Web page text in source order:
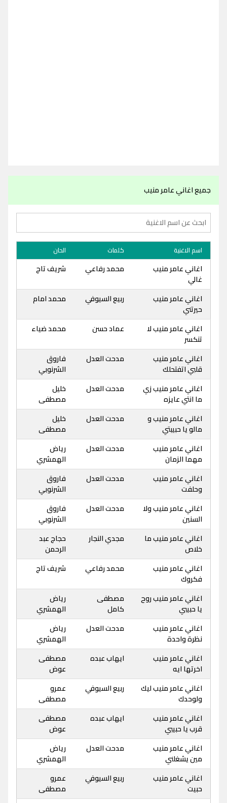
جميع اغاني عامر منيب
اسم الاغنية كلمات الحان
اغاني عامر منيب
غالي
محمد رفاعي شريف تاج
اغاني عامر منيب
حيرتني
ربيع السيوفي محمد امام
اغاني عامر منيب لا
تنكسر
عماد حسن محمد ضياء
اغاني عامر منيب
قلبي اتفتحلك
مدحت العدل
فاروق
الشرنوبي
اغاني عامر منيب زي
ما انتي عايزه
مدحت العدل
خليل
مصطفى
اغاني عامر منيب و
مالو يا حبيبتي
مدحت العدل
خليل
مصطفى
اغاني عامر منيب
مهما الزمان
مدحت العدل
رياض
الهمشري
اغاني عامر منيب
وحلفت
مدحت العدل
فاروق
الشرنوبي
اغاني عامر منيب ولا
السنين
مدحت العدل
فاروق
الشرنوبي
اغاني عامر منيب ما
خلاص
مجدي النجار
حجاج عبد
الرحمن
اغاني عامر منيب
فكروك
محمد رفاعي شريف تاج
اغاني عامر منيب روح
يا حبيبي
مصطفى
كامل
رياض
الهمشري
اغاني عامر منيب
نظرة واحدة
مدحت العدل
رياض
الهمشري
اغاني عامر منيب
اخرتها ايه
ايهاب عبده
مصطفى
عوض
اغاني عامر منيب ليك
ولوحدك
ربيع السيوفي
عمرو
مصطفى
اغاني عامر منيب
قرب يا حبيبي
ايهاب عبده
مصطفى
عوض
اغاني عامر منيب
مين يشغلني
مدحت العدل
رياض
الهمشري
اغاني عامر منيب
حبيت
ربيع السيوفي
عمرو
مصطفى